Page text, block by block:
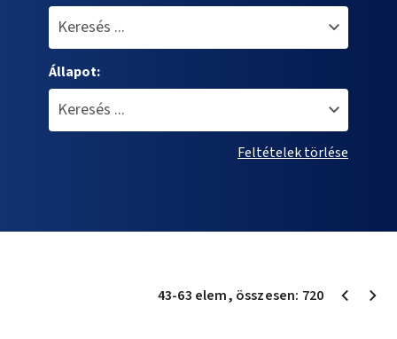
Állapot:
Feltételek törlése
43-63 elem, összesen: 720